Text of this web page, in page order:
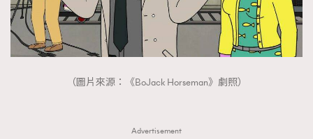
（圖片來源：《BoJack Horseman》劇照）
Advertisement